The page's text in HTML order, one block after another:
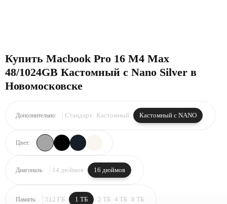
Купить Macbook Pro 16 M4 Max
48/1024GB Кастомный с Nano Silver в
Новомосковске
Дополнительно: Стандарт Кастомный Кастомный с NANO
Цвет:
Диагональ: 14 дюймов 16 дюймов
Память: 512 ГБ 1 ТБ 2 ТБ 4 ТБ 8 ТБ